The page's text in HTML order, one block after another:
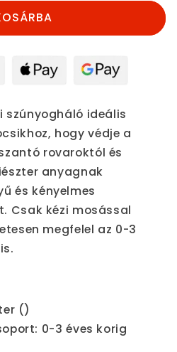
szúnyogháló ideális
hogy védje a
rovaroktól és
anyagnak
és kényelmes
Csak kézi mosással
megfelel az 0-3
()
0-3 éves korig